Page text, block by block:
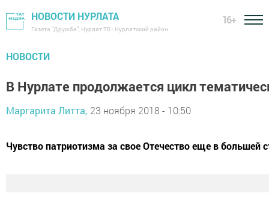
НОВОСТИ НУРЛАТА
Газета "Дружба", Нурлат ТВ - Нурлатский район
16+
НОВОСТИ
В Нурлате продолжается цикл
Маргарита Литта, 23 ноября 2018 - 10:50
Чувство патриотизма за свое Отечество еще в